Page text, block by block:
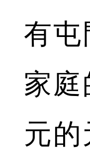
有
家
元